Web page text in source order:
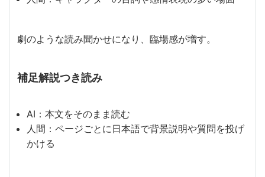
劇のような読み聞かせになり、臨場感が増す。
補足解説つき読み
AI：本文をそのまま読む
人間：ページごとに日本語で背景説明や質問を投げ
かける